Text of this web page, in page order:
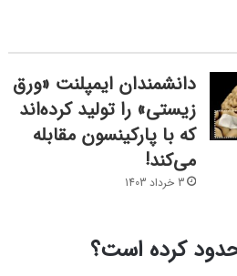
دانشمندان ایمپلنت «ورق
زیستی» را تولید کرده‌اند
که با پارکینسون مقابله
می‌کند!
3 خرداد 1403